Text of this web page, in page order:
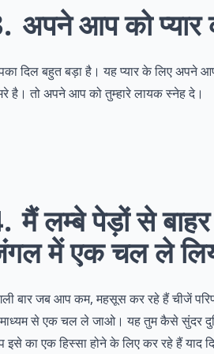
अपने आप को प्यार
दिल बहुत बड़ा है। यह प्यार के लिए अपने
है। तो अपने आप को तुम्हारे लायक स्नेह दे।
मैं लम्बे पेड़ों से
में एक चल ले
बार जब आप कम, महसूस कर रहे हैं चीजें
से एक चल ले जाओ। यह तुम कैसे सुंदर
का एक हिस्सा होने के लिए कर रहे हैं याद